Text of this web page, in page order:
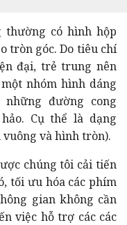
thường có hình hộp
tròn góc. Do tiêu chí
đại, trẻ trung nên
nhóm hình dáng
đường cong
Cụ thể là dạng
và hình tròn).
chúng tôi cải tiến
tối ưu hóa các phím
gian không cần
việc hỗ trợ các các